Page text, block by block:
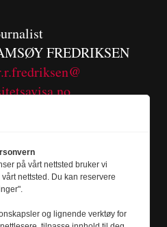
FREDRIKSEN
på vårt nettsted bruker vi
nettsted. Du kan reservere
og lignende verktøy for